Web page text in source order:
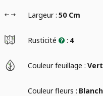
Largeur : 50 Cm
Rusticité : 4
Couleur feuillage : Vert
Couleur fleurs :